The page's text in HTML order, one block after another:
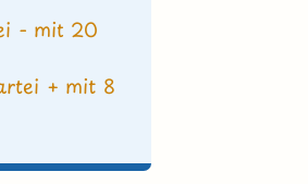
- mit 20
+ mit 8